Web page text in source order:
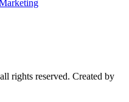
rights reserved. Created by